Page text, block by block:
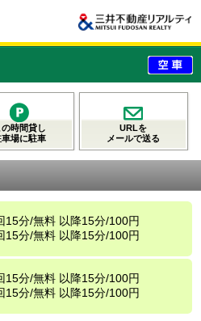
の時間貸し
車場に駐車
URLを
メールで送る
15分/無料 以降15分/100円
15分/無料 以降15分/100円
15分/無料 以降15分/100円
15分/無料 以降15分/100円